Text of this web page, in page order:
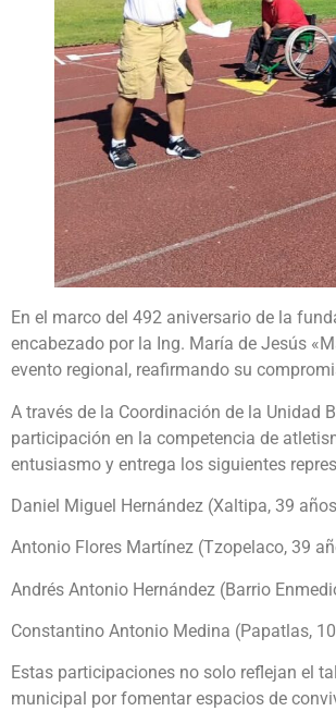
En el marco del 492 aniversario de la
encabezado por la Ing. María de Jesús
evento regional, reafirmando su
A través de la Coordinación de la Unidad
participación en la competencia de
entusiasmo y entrega los siguientes
Daniel Miguel Hernández (Xaltipa, 39
Antonio Flores Martínez (Tzopelaco, 39
Andrés Antonio Hernández (Barrio
Constantino Antonio Medina (Papatlas,
Estas participaciones no solo reflejan el
municipal por fomentar espacios de